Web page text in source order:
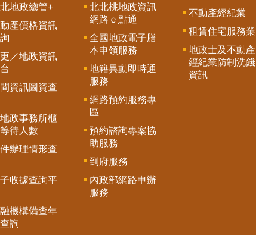
地政總管+
產價格資訊
／地政資訊
資訊圖資查
政事務所櫃
待人數
辦理情形查
收據查詢平
機構備查年
詢
北北桃地政資訊
網路ｅ點通
全國地政電子謄
本申領服務
地籍異動即時通
服務
網路預約服務專
區
預約諮詢專案協
助服務
到府服務
內政部網路申辦
服務
不動產經紀業
租賃住宅服務業
地政士及不動產
經紀業防制洗錢
資訊